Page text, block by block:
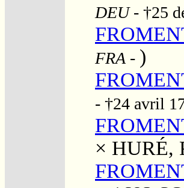
DEU- †25
FRA - )
- †24 avril
× HURÉ,